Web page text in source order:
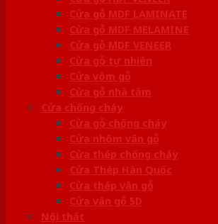
Cửa gỗ MDF LAMINATE
Cửa gỗ MDF MELAMINE
Cửa gỗ MDF VENEER
Cửa gỗ tự nhiên
Cửa vòm gỗ
Cửa gỗ nhà tắm
Cửa chống cháy
Cửa gỗ chống cháy
Cửa nhôm vân gỗ
Cửa thép chống cháy
Cửa Thép Hàn Quốc
Cửa thép vân gỗ
Cửa vân gỗ 5D
Nội thất